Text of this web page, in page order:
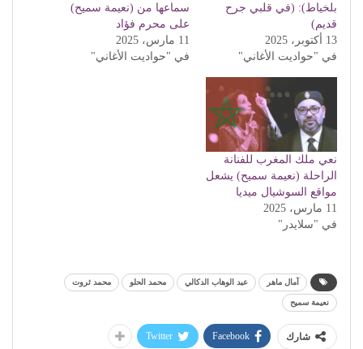
بلخياط): (في قلبي جرح
قديم)
13 أكتوبر، 2025
في "حواديت الأغاني"
سماعها من (نعيمة سميح)
على محرم فؤاد
11 مارس، 2025
في "حواديت الأغاني"
نعي ملك المغرب للفنانة
الراحلة (نعيمة سميح) يشعل
مواقع السوشيال ميديا
11 مارس، 2025
في "سلايدر"
آمال ماهر عبد الوهاب الدكالي محمد الحلو محمد ثروت
نعيمة سميح
شارك Facebook
Twitter